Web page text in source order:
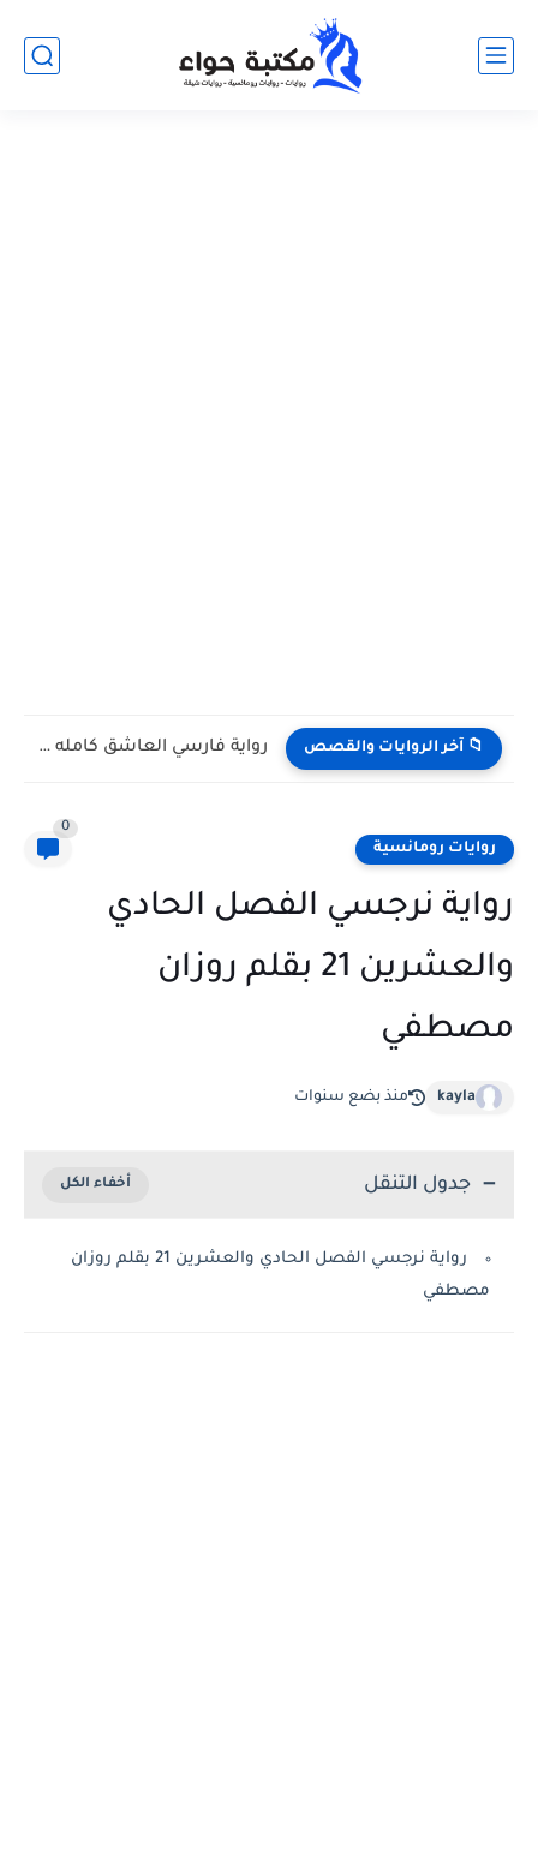
📁 آخر الروايات والقصص رواية فارسي العاشق كامله وحصريه بقلم بسمة البياتي
روايات رومانسية
0
رواية نرجسي الفصل الحادي
والعشرين 21 بقلم روزان
مصطفي
kayla منذ بضع سنوات
جدول التنقل
رواية نرجسي الفصل الحادي والعشرين 21 بقلم روزان
مصطفي